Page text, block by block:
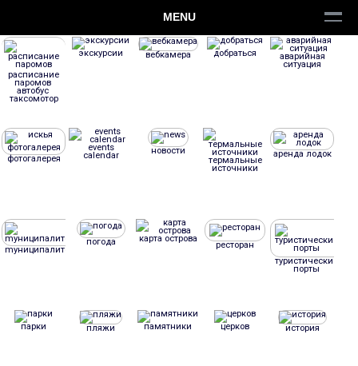
MENU
расписание
паромов
aвтобус
таксомотор
экскурсии вебкамера добраться аварийная
ситуация
фотогалерея
events
calendar
новости
термальные
источники
аренда лодок
mуниципалитет
погода карта острова
ресторан
туристические
порты
парки пляжи памятники церков история